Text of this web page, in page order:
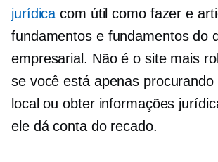
jurídicacom útilcomo fazer e
fundamentos e fundamentos do
empresarial. Não é o site mais
se você está apenas
local ou obter informações
ele dá conta do recado.